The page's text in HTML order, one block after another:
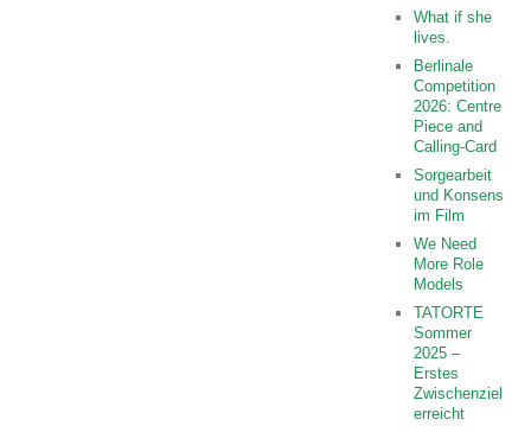
What if she
lives.
Berlinale
Competition
2026: Centre
Piece and
Calling-Card
Sorgearbeit
und Konsens
im Film
We Need
More Role
Models
TATORTE
Sommer
2025 –
Erstes
Zwischenziel
erreicht